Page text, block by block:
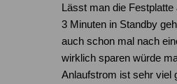
Lässt man die
3 Minuten in Standby
auch schon mal nach
wirklich sparen würde
Anlaufstrom ist sehr viel